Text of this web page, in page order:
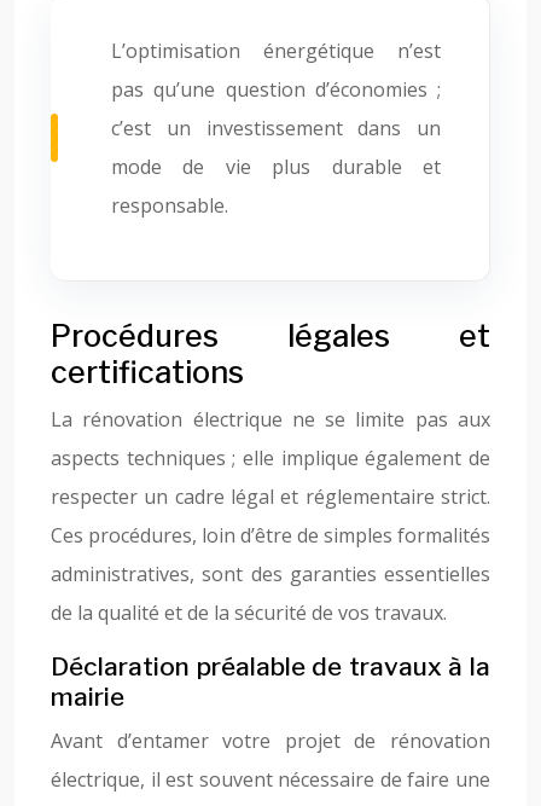
L’optimisation énergétique n’est
pas qu’une question d’économies ;
c’est un investissement dans un
mode de vie plus durable et
responsable.
Procédures légales et
certifications
La rénovation électrique ne se limite pas aux
aspects techniques ; elle implique également de
respecter un cadre légal et réglementaire strict.
Ces procédures, loin d’être de simples formalités
administratives, sont des garanties essentielles
de la qualité et de la sécurité de vos travaux.
Déclaration préalable de travaux à la
mairie
Avant d’entamer votre projet de rénovation
électrique, il est souvent nécessaire de faire une